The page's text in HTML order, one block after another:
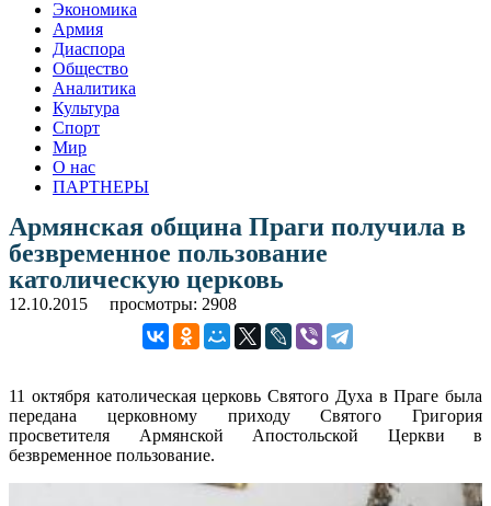
Экономика
Армия
Диаспора
Общество
Аналитика
Культура
Спорт
Мир
О нас
ПАРТНЕРЫ
Армянская община Праги получила в
безвременное пользование
католическую церковь
12.10.2015 просмотры: 2908
11 октября католическая церковь Святого Духа в Праге была
передана церковному приходу Святого Григория
просветителя Армянской Апостольской Церкви в
безвременное пользование.